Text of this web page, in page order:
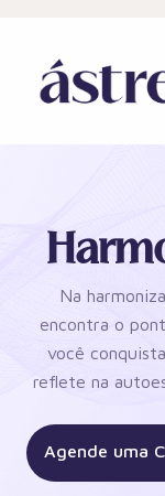
Na
encontra o
você
reflete na
Agende uma